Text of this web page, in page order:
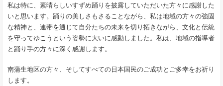
私は特に、素晴らしいすずめ踊りを披露していただいた方々に感謝した
いと思います。踊りの美しさもさることながら、私は地域の方々の強固
な精神と、連帯を通じて自分たちの未来を切り拓きながら、文化と伝統
を守ってゆこうという姿勢に大いに感動しました。私は、地域の指導者
と踊り手の方々に深く感謝します。
南蒲生地区の方々、そしてすべての日本国民のご成功とご多幸をお祈り
します。